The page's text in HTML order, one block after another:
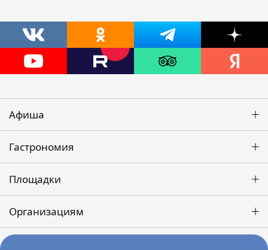
Афиша
Гастрономия
Площадки
Организациям